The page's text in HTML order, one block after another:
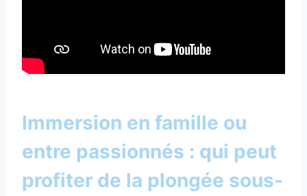
Immersion en famille ou
entre passionnés : qui peut
profiter de la plongée sous-